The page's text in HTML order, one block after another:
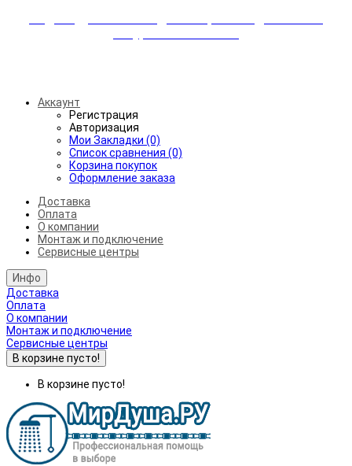
Аккаунт
Регистрация
Авторизация
Мои Закладки (0)
Список сравнения (0)
Корзина покупок
Оформление заказа
Доставка
Оплата
О компании
Монтаж и подключение
Сервисные центры
Инфо
Доставка
Оплата
О компании
Монтаж и подключение
Сервисные центры
В корзине пусто!
В корзине пусто!